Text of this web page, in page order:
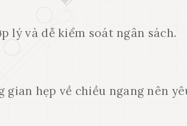
lý và dễ kiểm soát ngân sách.
hẹp về chiều ngang nên